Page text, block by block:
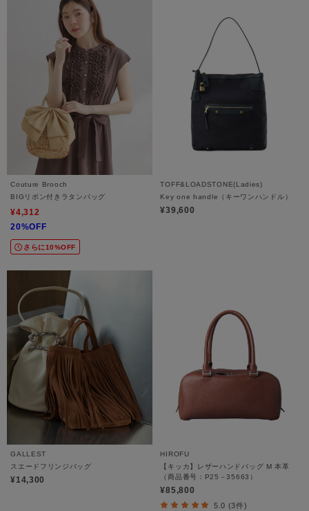
Couture Brooch
BIGリボン付きラタンバッグ
¥4,312
20%OFF
さらに10%OFF
TOFF&LOADSTONE(Ladies)
Key one handle（キーワンハンドル）
¥39,600
GALLEST
スエードフリンジバッグ
¥14,300
HIROFU
【キッカ】レザーハンドバッグ M 本革
（商品番号：P25－35663）
¥85,800
5.0 (3件)